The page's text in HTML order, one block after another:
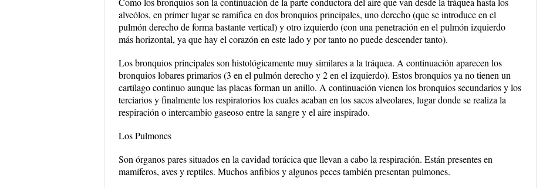
alveólos, en primer lugar se ramifica en dos bronquios principales, uno derecho (que se introduce en el
pulmón derecho de forma bastante vertical) y otro izquierdo (con una penetración en el pulmón izquierdo
más horizontal, ya que hay el corazón en este lado y por tanto no puede descender tanto).
Los bronquios principales son histológicamente muy similares a la tráquea. A continuación aparecen los
bronquios lobares primarios (3 en el pulmón derecho y 2 en el izquierdo). Estos bronquios ya no tienen un
cartílago continuo aunque las placas forman un anillo. A continuación vienen los bronquios secundarios y los
terciarios y finalmente los respiratorios los cuales acaban en los sacos alveolares, lugar donde se realiza la
respiración o intercambio gaseoso entre la sangre y el aire inspirado.
Los Pulmones
Son órganos pares situados en la cavidad torácica que llevan a cabo la respiración. Están presentes en
mamíferos, aves y reptiles. Muchos anfibios y algunos peces también presentan pulmones.